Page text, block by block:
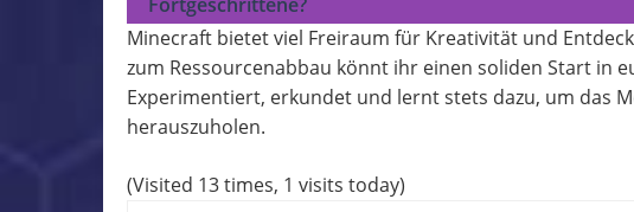
Minecraft bietet viel Freiraum für Kreativität und
zum Ressourcenabbau könnt ihr einen soliden Start in
Experimentiert, erkundet und lernt stets dazu, um das
herauszuholen.
(Visited 13 times, 1 visits today)